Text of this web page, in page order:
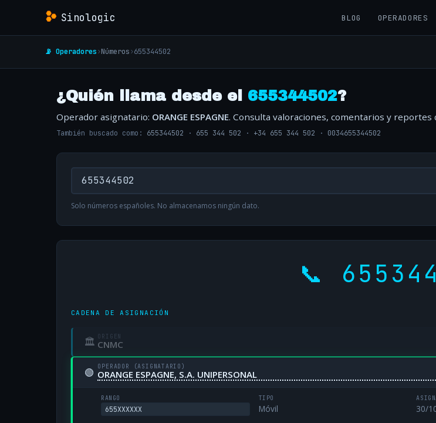
Sinologic BLOG OPERADORES
📡 Operadores›Números›655344502
¿Quién llama desde el 655344502?
Operador asignatario: ORANGE ESPAGNE. Consulta valoraciones, comentarios y reportes
También buscado como: 655344502 · 655 344 502 · +34 655 344 502 · 0034655344502
Solo números españoles. No almacenamos ningún dato.
📞
CADENA DE ASIGNACIÓN
🏛 ORIGEN
CNMC
🟢 OPERADOR (ASIGNATARIO)
ORANGE ESPAGNE, S.A. UNIPERSONAL
RANGO
655XXXXXX
TIPO
Móvil 30/